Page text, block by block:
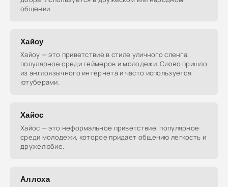
общении.
Хайоу
Хайоу — это приветствие в стиле уличного сленга,
популярное среди геймеров и молодежи. Слово пришло
из англоязычного интернета и часто используется
ютуберами.
Хайос
Хайос — это неформальное приветствие, популярное
среди молодежи, которое придает общению легкость и
дружелюбие.
Аллоха